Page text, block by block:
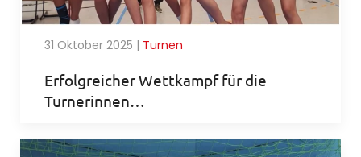
31 Oktober 2025 | Turnen
Erfolgreicher Wettkampf für die
Turnerinnen…